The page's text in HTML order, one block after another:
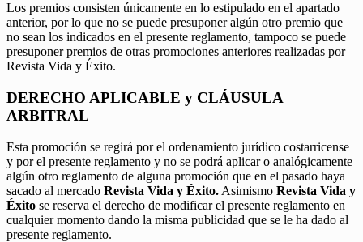
Los premios consisten únicamente en lo estipulado en el apartado
anterior, por lo que no se puede presuponer algún otro premio que
no sean los indicados en el presente reglamento, tampoco se puede
presuponer premios de otras promociones anteriores realizadas por
Revista Vida y Éxito.
DERECHO APLICABLE y CLÁUSULA
ARBITRAL
Esta promoción se regirá por el ordenamiento jurídico costarricense
y por el presente reglamento y no se podrá aplicar o analógicamente
algún otro reglamento de alguna promoción que en el pasado haya
sacado al mercado Revista Vida y Éxito. Asimismo Revista Vida y
Éxito se reserva el derecho de modificar el presente reglamento en
cualquier momento dando la misma publicidad que se le ha dado al
presente reglamento.